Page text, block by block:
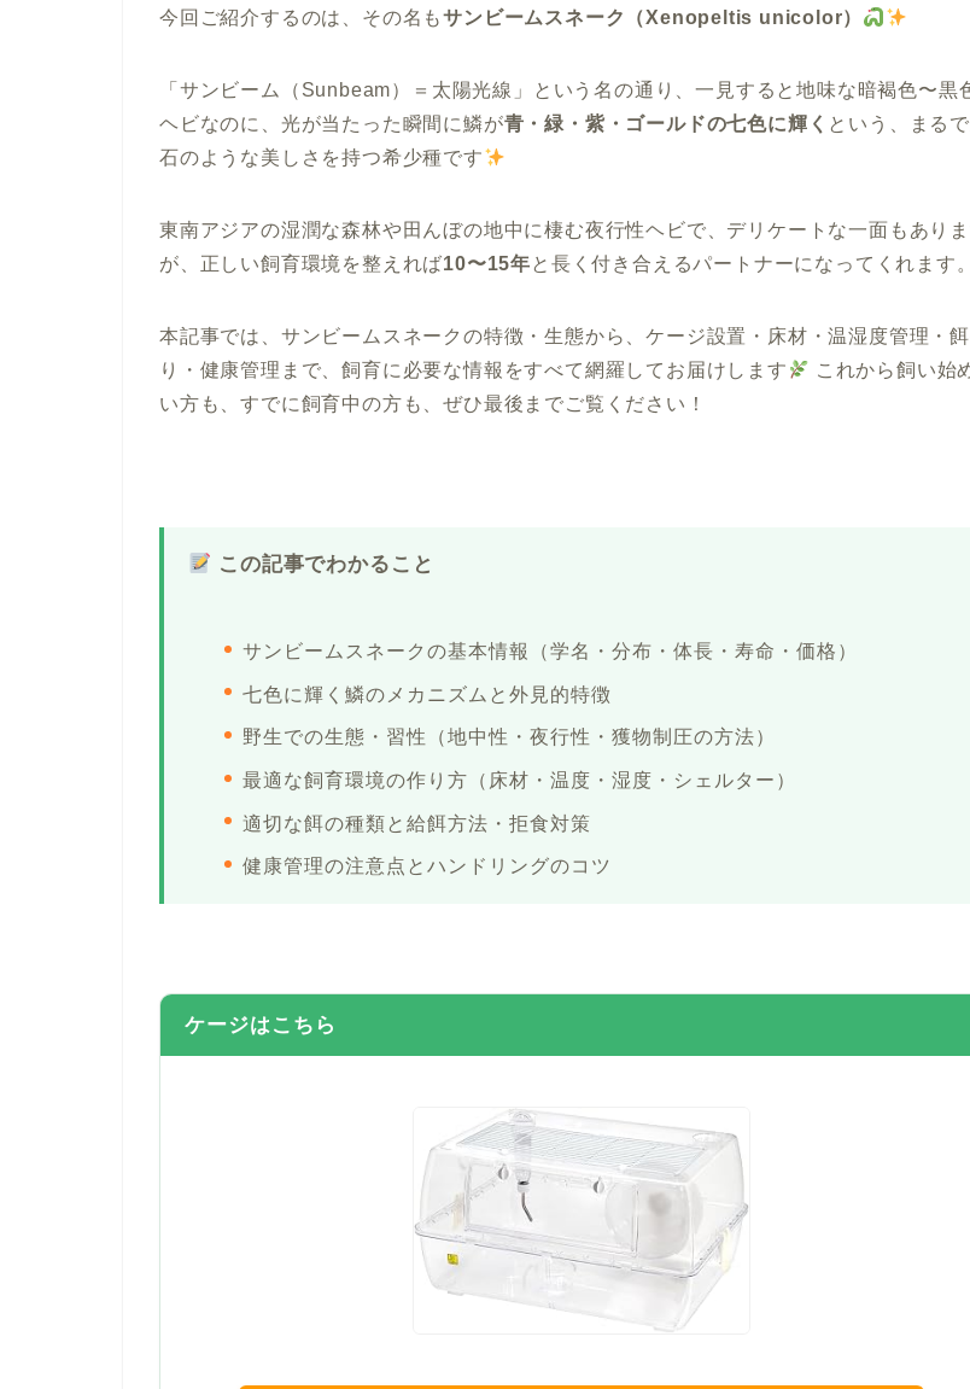
今回ご紹介するのは、その名もサンビームスネーク（Xenopeltis unicolor）
「サンビーム（Sunbeam）＝太陽光線」という名の通り、一見すると地味な暗褐色〜黒
ヘビなのに、光が当たった瞬間に鱗が青・緑・紫・ゴールドの七色に輝く という、まる
石のような美しさを持つ希少種です
東南アジアの湿潤な森林や田んぼの地中に棲む夜行性ヘビで、デリケートな一面もあり
が、正しい飼育環境を整えれば10〜15年と長く付き合えるパートナーになってくれます。
本記事では、サンビームスネークの特徴・生態から、ケージ設置・床材・温湿度管理・
り・健康管理まで、飼育に必要な情報をすべて網羅してお届けします
これから飼い始
い方も、すでに飼育中の方も、ぜひ最後までご覧ください！
この記事でわかること
サンビームスネークの基本情報（学名・分布・体長・寿命・価格）
七色に輝く鱗のメカニズムと外見的特徴
野生での生態・習性（地中性・夜行性・獲物制圧の方法）
最適な飼育環境の作り方（床材・温度・湿度・シェルター）
適切な餌の種類と給餌方法・拒食対策
健康管理の注意点とハンドリングのコツ
ケージはこちら